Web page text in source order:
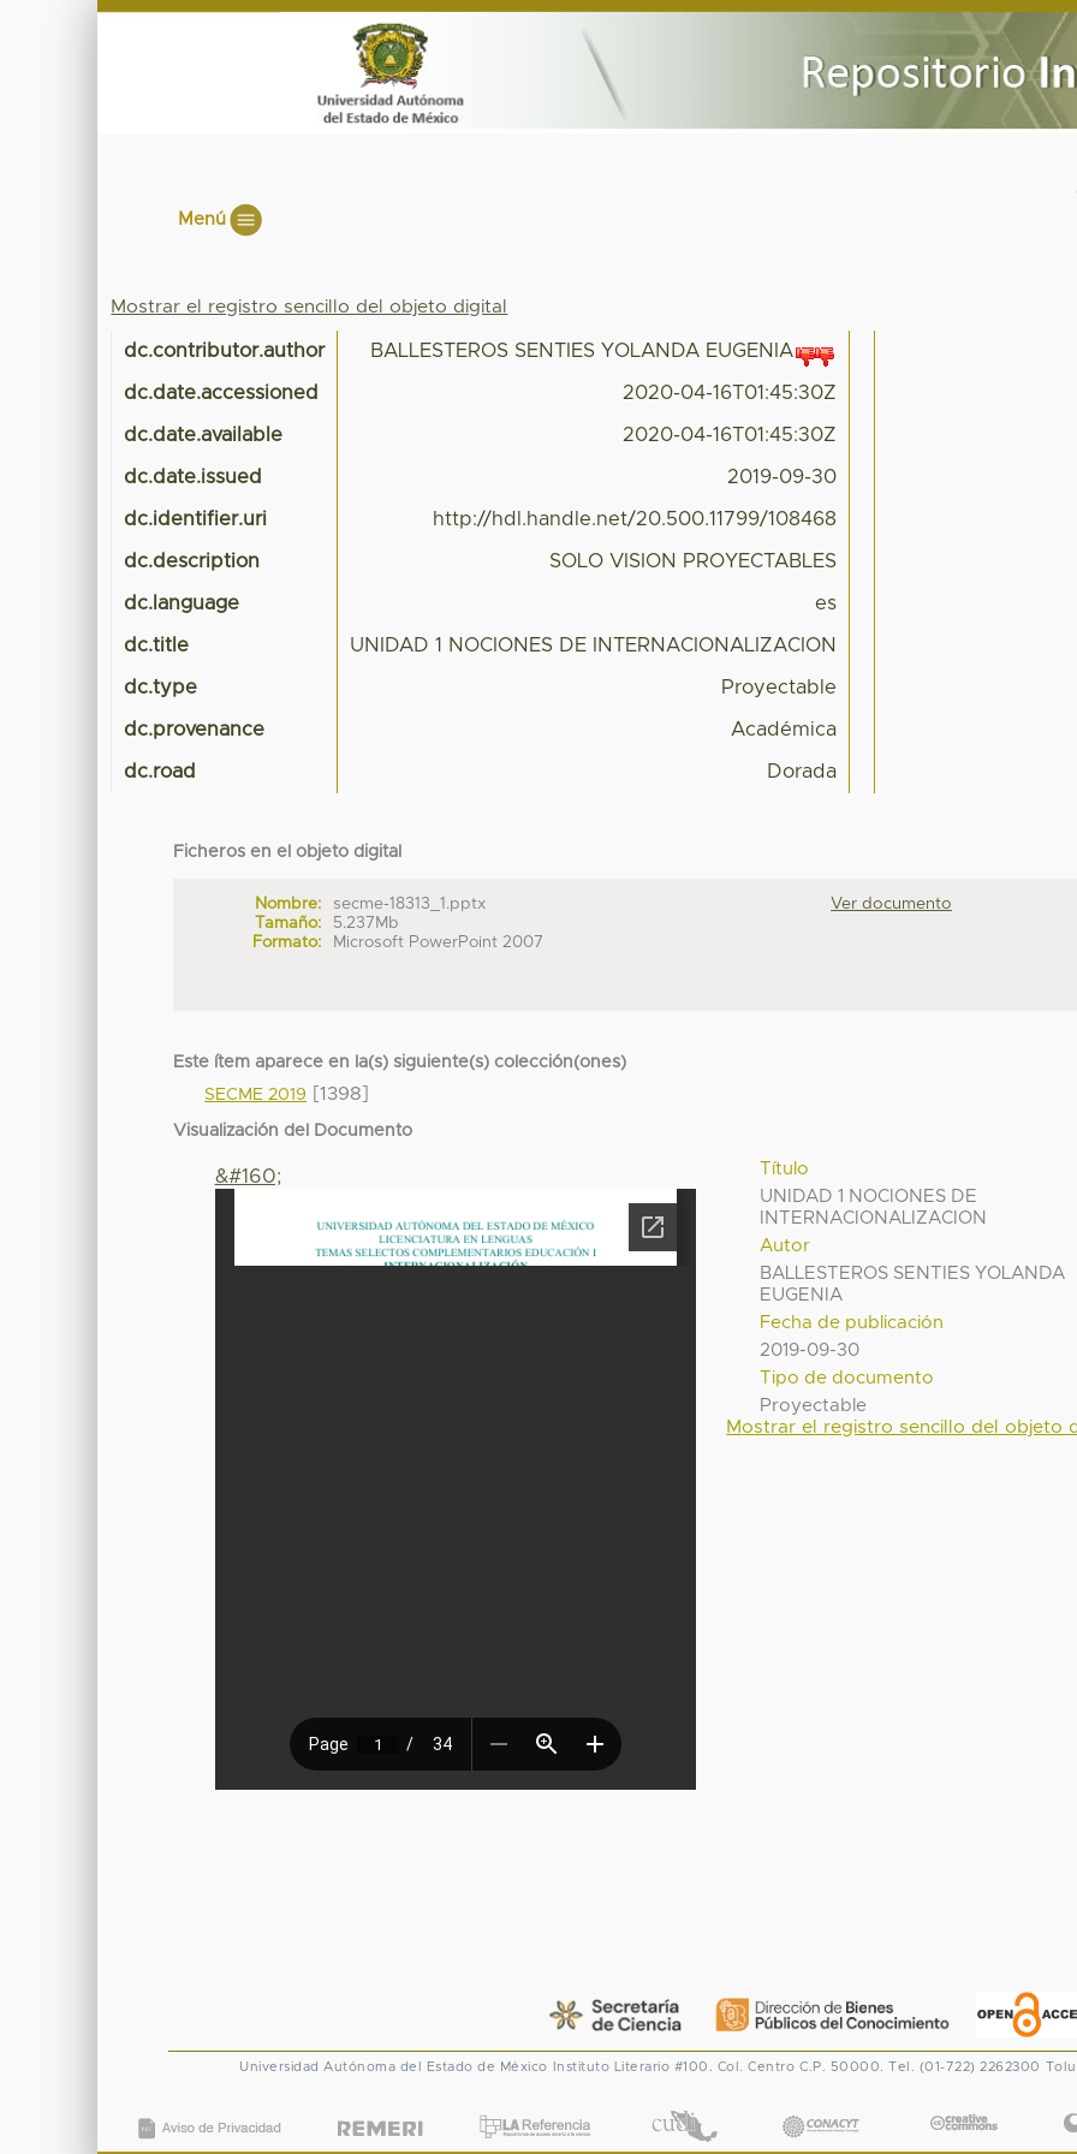
Menú
Mostrar el registro sencillo del objeto digital
dc.contributor.author BALLESTEROS SENTIES YOLANDA EUGENIA
dc.date.accessioned 2020-04-16T01:45:30Z
dc.date.available 2020-04-16T01:45:30Z
dc.date.issued 2019-09-30
dc.identifier.uri http://hdl.handle.net/20.500.11799/108468
dc.description SOLO VISION PROYECTABLES
dc.language es
dc.title UNIDAD 1 NOCIONES DE INTERNACIONALIZACION
dc.type Proyectable
dc.provenance Académica
dc.road Dorada
Ficheros en el objeto digital
Nombre:
secme-18313_1.pptx
Tamaño:
5.237Mb
Formato:
Microsoft PowerPoint 2007
Ver documento
Este ítem aparece en la(s) siguiente(s) colección(ones)
SECME 2019
[1398]
Visualización del Documento
Título
UNIDAD 1 NOCIONES DE
INTERNACIONALIZACION
Autor
BALLESTEROS SENTIES YOLANDA
EUGENIA
Fecha de publicación
2019-09-30
Tipo de documento
Proyectable
&#160;
Mostrar el registro sencillo del objeto
Universidad Autónoma del Estado de México Instituto Literario #100. Col. Centro C.P. 50000. Tel. (01-722) 2262300